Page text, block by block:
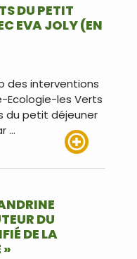
DU PETIT
EVA JOLY (EN
des interventions
Ecologie-les Verts
du petit déjeuner
…
DU
DE LA
»